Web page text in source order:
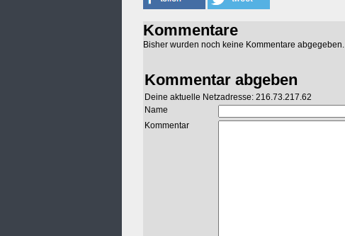
Kommentare
Bisher wurden noch keine Kommentare abgegeben.
Kommentar abgeben
Deine aktuelle Netzadresse: 216.73.217.62
Name
Kommentar